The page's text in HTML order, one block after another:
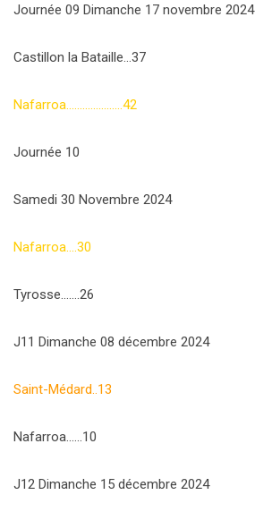
Journée 09 Dimanche 17 novembre 2024
Castillon la Bataille…37
Nafarroa…………………42
Journée 10
Samedi 30 Novembre 2024
Nafarroa….30
Tyrosse…….26
J11 Dimanche 08 décembre 2024
Saint-Médard..13
Nafarroa……10
J12 Dimanche 15 décembre 2024